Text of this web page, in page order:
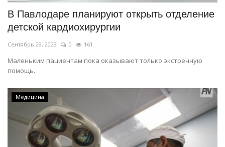
В Павлодаре планируют открыть отделение
детской кардиохирургии
Сентябрь 29, 2023 0 161
Маленьким пациентам пока оказывают только экстренную
помощь.
Медицина